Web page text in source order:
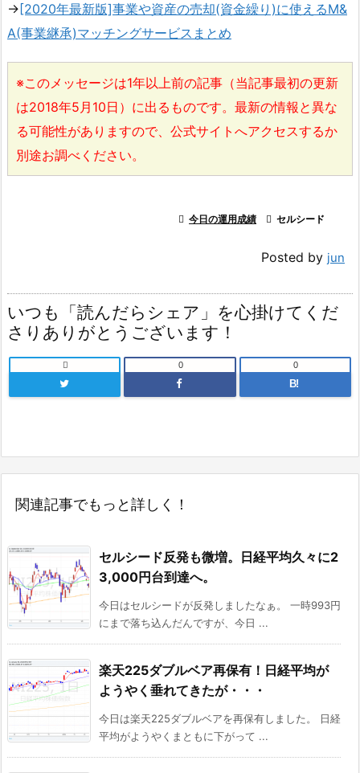
→ [2020年最新版]事業や資産の売却(資金繰り)に使えるM&
A(事業継承)マッチングサービスまとめ
※このメッセージは1年以上前の記事（当記事最初の更新
は2018年5月10日）に出るものです。最新の情報と異な
る可能性がありますので、公式サイトへアクセスするか
別途お調べください。
 今日の運用成績  セルシード
Posted by jun
いつも「読んだらシェア」を心掛けてくだ
さりありがとうございます！
 0
B!
0
関連記事でもっと詳しく！
セルシード反発も微増。日経平均久々に2
3,000円台到達へ。
今日はセルシードが反発しましたなぁ。 一時993円
にまで落ち込んだんですが、今日 ...
楽天225ダブルベア再保有！日経平均が
ようやく垂れてきたが・・・
今日は楽天225ダブルベアを再保有しました。 日経
平均がようやくまともに下がって ...